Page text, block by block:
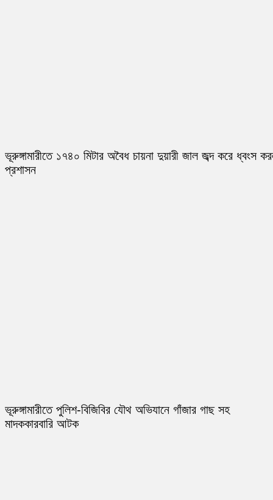
ভূরুঙ্গামারীতে ১৭৪০ মিটার অবৈধ চায়না দুয়ারী জাল জব্দ করে ধ্বংস
প্রশাসন
ভূরুঙ্গামারীতে পুলিশ-বিজিবির যৌথ অভিযানে গাঁজার গাছ সহ
মাদককারবারি আটক